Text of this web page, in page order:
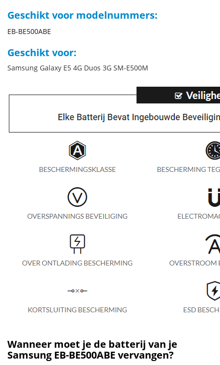
Geschikt voor modelnummers:
EB-BE500ABE
Geschikt voor:
Samsung Galaxy E5 4G Duos 3G SM-E500M
Wanneer moet je de batterij van je
Samsung EB-BE500ABE vervangen?